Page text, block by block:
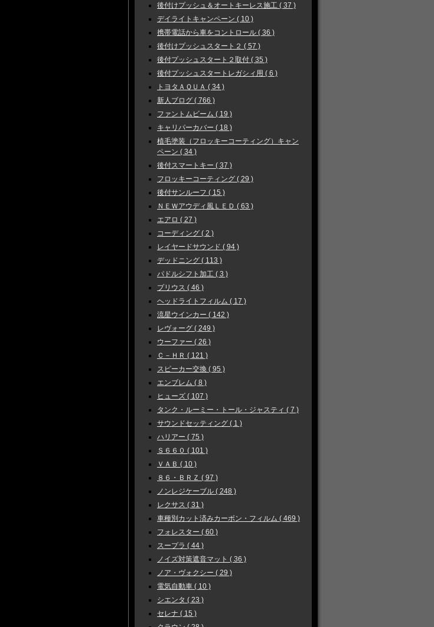
後付けプッシュ＆オートキーレス施工 ( 37 )
デイライトキャンペーン ( 10 )
携帯電話から車をコントロール ( 36 )
後付けプッシュスタート２ ( 57 )
後付プッシュスタート２取付 ( 35 )
後付プッシュスタートレガシィ用 ( 6 )
トヨタＡＱＵＡ ( 34 )
新人ブログ ( 766 )
ファントムビーム ( 19 )
キャリパーカバー ( 18 )
植毛塗装（フロッキーコーティング）キャン
ペーン ( 34 )
後付スマートキー ( 37 )
フロッキーコーティング ( 29 )
後付サンルーフ ( 15 )
ＮＥＷアウディ風ＬＥＤ ( 63 )
エアロ ( 27 )
コーディング ( 2 )
レイヤードサウンド ( 94 )
デッドニング ( 113 )
パドルシフト加工 ( 3 )
プリウス ( 46 )
ヘッドライトフィルム ( 17 )
流星ウインカー ( 142 )
レヴォーグ ( 249 )
ウーファー ( 26 )
Ｃ－ＨＲ ( 121 )
スピーカー交換 ( 95 )
エンブレム ( 8 )
ヒューズ ( 107 )
タンク・ルーミー・トール・ジャスティ ( 7 )
サウンドセッティング ( 1 )
ハリアー ( 75 )
Ｓ６６０ ( 101 )
ＶＡＢ ( 10 )
８６・ＢＲＺ ( 97 )
ノンレジケーブル ( 248 )
レクサス ( 31 )
車種別カット済みカーボン・フィルム ( 469 )
フォレスター ( 60 )
スープラ ( 44 )
ノイズ対策遮音マット ( 36 )
ノア・ヴォクシー ( 29 )
電気自動車 ( 10 )
シエンタ ( 23 )
セレナ ( 15 )